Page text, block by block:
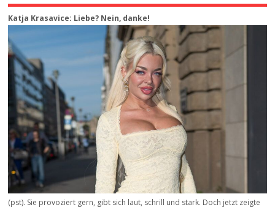
Katja Krasavice: Liebe? Nein, danke!
(pst). Sie provoziert gern, gibt sich laut, schrill und stark. Doch jetzt zeigte